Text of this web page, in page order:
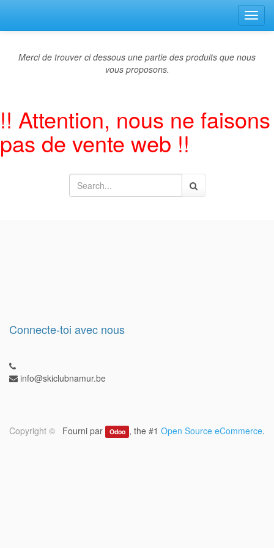
la
Merci de trouver ci dessous une partie des produits que nous
vous proposons.
!! Attention, nous ne faisons
pas de vente web !!
Connecte-toi avec nous
info@skiclubnamur.be
Fourni par Odoo , the #1 Open Source eCommerce.
Copyright ©